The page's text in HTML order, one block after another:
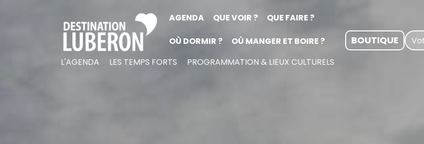
AGENDA QUE VOIR ? QUE FAIRE ?
OÙ DORMIR ? OÙ MANGER ET BOIRE ? BOUTIQUE
L'AGENDA LES TEMPS FORTS PROGRAMMATION & LIEUX CULTURELS